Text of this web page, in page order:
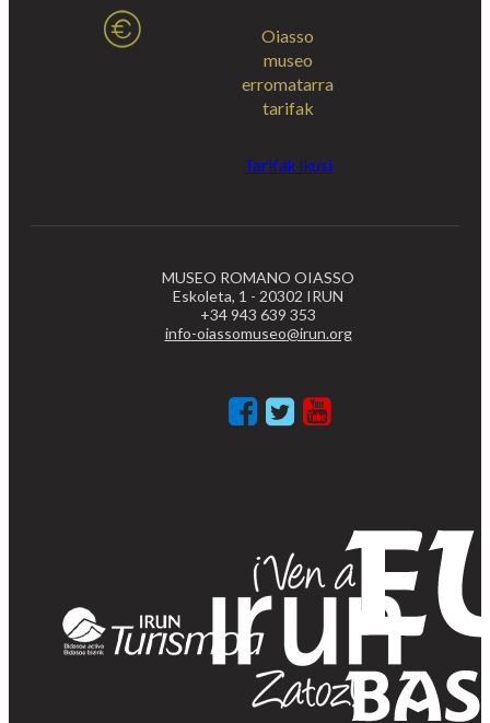
Oiasso
museo
erromatarra
tarifak
Tarifak Ikusi
MUSEO ROMANO OIASSO
Eskoleta, 1 - 20302 IRUN
+34 943 639 353
info-oiassomuseo@irun.org